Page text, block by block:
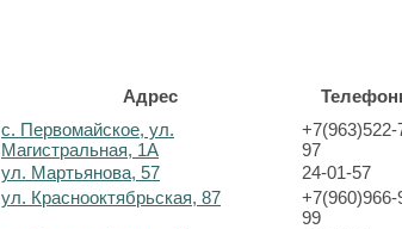
Адрес
с. Первомайское, ул.
Магистральная, 1А
+7(963)522-
97
ул. Мартьянова, 57
24-01-57
ул. Краснооктябрьская, 87
+7(960)966-
99